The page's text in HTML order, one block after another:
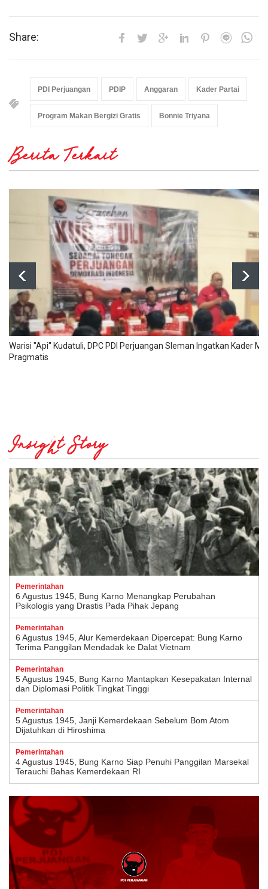
Share:
PDI Perjuangan PDIP Anggaran Kader Partai
Program Makan Bergizi Gratis Bonnie Triyana
Berita Terkait
Warisi "Api" Kudatuli, DPC PDI Perjuangan Sleman Ingatkan Kader
Pragmatis
Insight Story
Pemerintahan
6 Agustus 1945, Bung Karno Menangkap Perubahan
Psikologis yang Drastis Pada Pihak Jepang
Pemerintahan
6 Agustus 1945, Alur Kemerdekaan Dipercepat: Bung Karno
Terima Panggilan Mendadak ke Dalat Vietnam
Pemerintahan
5 Agustus 1945, Bung Karno Mantapkan Kesepakatan Internal
dan Diplomasi Politik Tingkat Tinggi
Pemerintahan
5 Agustus 1945, Janji Kemerdekaan Sebelum Bom Atom
Dijatuhkan di Hiroshima
Pemerintahan
4 Agustus 1945, Bung Karno Siap Penuhi Panggilan Marsekal
Terauchi Bahas Kemerdekaan RI